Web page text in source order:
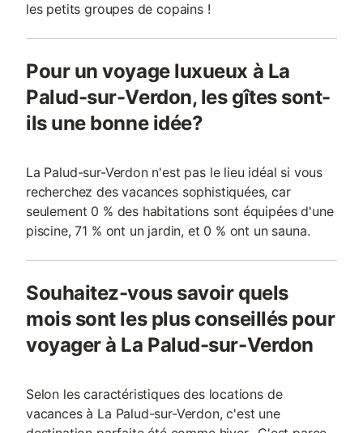
les petits groupes de copains !
Pour un voyage luxueux à La
Palud-sur-Verdon, les gîtes sont-
ils une bonne idée?
La Palud-sur-Verdon n'est pas le lieu idéal si vous
recherchez des vacances sophistiquées, car
seulement 0 % des habitations sont équipées d'une
piscine, 71 % ont un jardin, et 0 % ont un sauna.
Souhaitez-vous savoir quels
mois sont les plus conseillés pour
voyager à La Palud-sur-Verdon
Selon les caractéristiques des locations de
vacances à La Palud-sur-Verdon, c'est une